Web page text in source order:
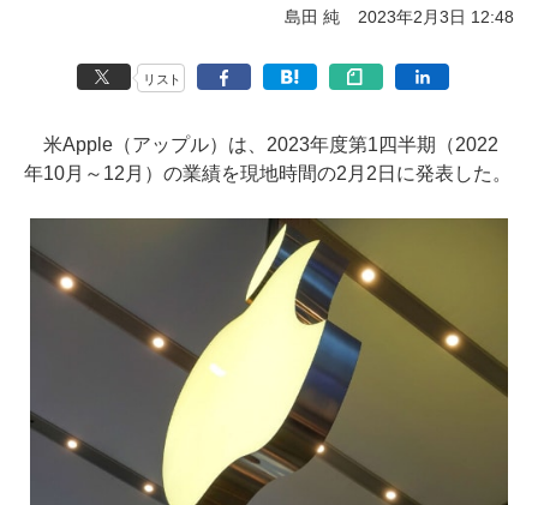
島田 純 2023年2月3日 12:48
リスト
米Apple（アップル）は、2023年度第1四半期（2022
年10月～12月）の業績を現地時間の2月2日に発表した。